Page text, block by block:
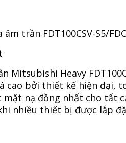
âm trần FDT100CSV-S5/
Mitsubishi Heavy
cao bởi thiết kế hiện đại,
nạ đồng nhất cho tất
nhiều thiết bị được lắp